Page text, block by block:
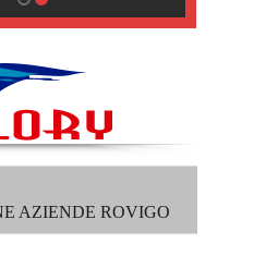
AZIENDE ROVIGO